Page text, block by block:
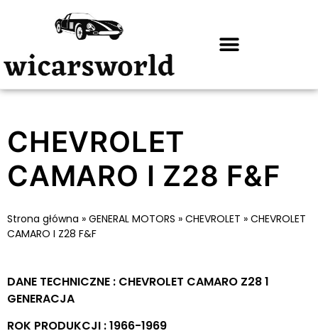
CHEVROLET
CAMARO I Z28 F&F
Strona główna » GENERAL MOTORS » CHEVROLET » CHEVROLET
CAMARO I Z28 F&F
DANE TECHNICZNE : CHEVROLET CAMARO Z28 1
GENERACJA
ROK PRODUKCJI : 1966-1969